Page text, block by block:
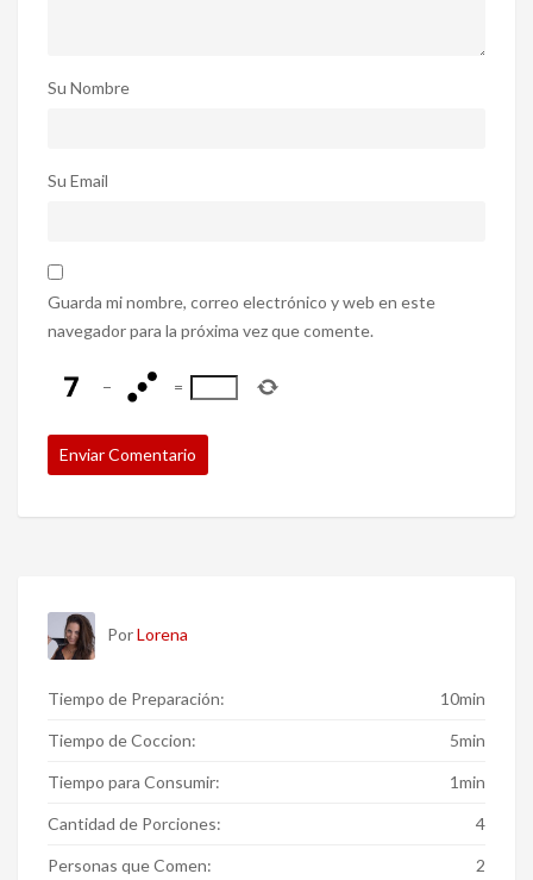
Su Nombre
Su Email
Guarda mi nombre, correo electrónico y web en este
navegador para la próxima vez que comente.
− =
PorLorena
Tiempo de Preparación: 10min
Tiempo de Coccion: 5min
Tiempo para Consumir: 1min
Cantidad de Porciones: 4
Personas que Comen: 2